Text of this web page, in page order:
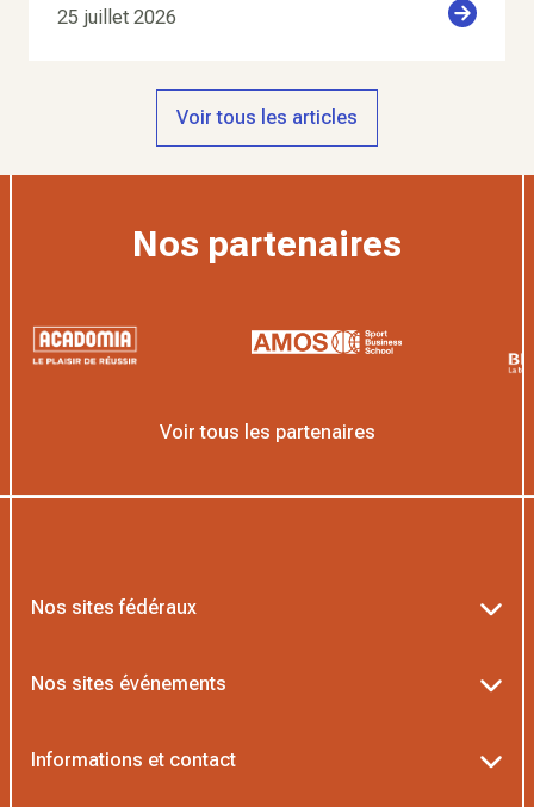
25 juillet 2026
Voir tous les articles
Nos partenaires
Voir tous les partenaires
Nos sites fédéraux
Nos sites événements
Informations et contact